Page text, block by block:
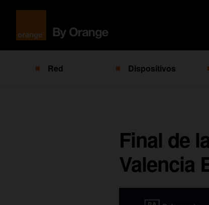
Red Dispositivos
Final de
Valencia